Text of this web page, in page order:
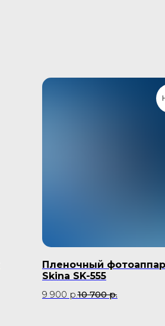
Пленочный
Skina SK-555
9 900 р.10 700 р.